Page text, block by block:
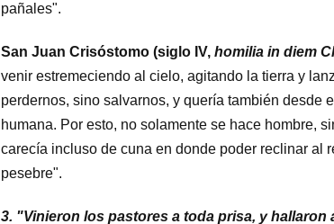
pañales".
San Juan Crisóstomo (siglo IV,homilia in diem
venir estremeciendo al cielo, agitando la tierra y
perdernos, sino salvarnos, y quería también desde
humana. Por esto, no solamente se hace hombre,
carecía incluso de cuna en donde poder reclinar al
pesebre".
3. "Vinieron los pastores a toda prisa, y hallaron